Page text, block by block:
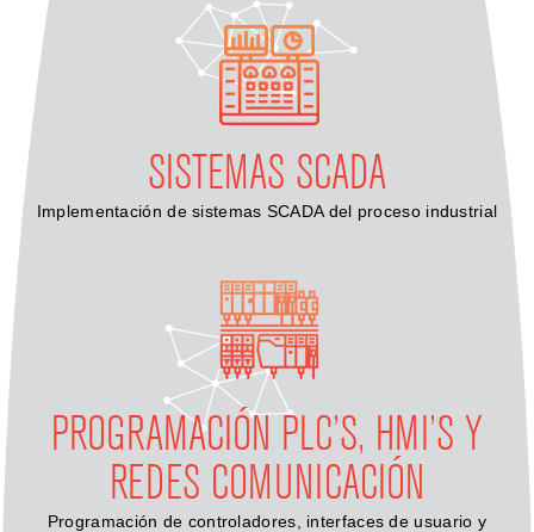
SISTEMAS SCADA
Implementación de sistemas SCADA del proceso industrial
PROGRAMACIÓN PLC’S, HMI’S Y
REDES COMUNICACIÓN
Programación de controladores, interfaces de usuario y